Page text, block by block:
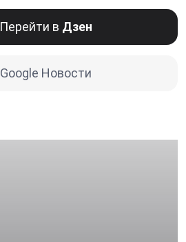
Перейти в Дзен
Google Новости